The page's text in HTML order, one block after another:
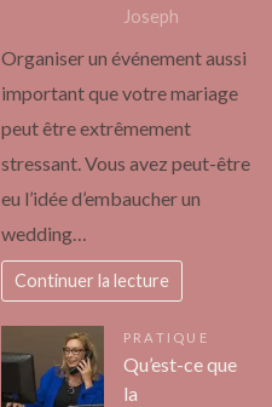
Joseph
Organiser un événement aussi
important que votre mariage
peut être extrêmement
stressant. Vous avez peut-être
eu l’idée d’embaucher un
wedding…
Continuer la lecture
PRATIQUE
Qu’est-ce que
la